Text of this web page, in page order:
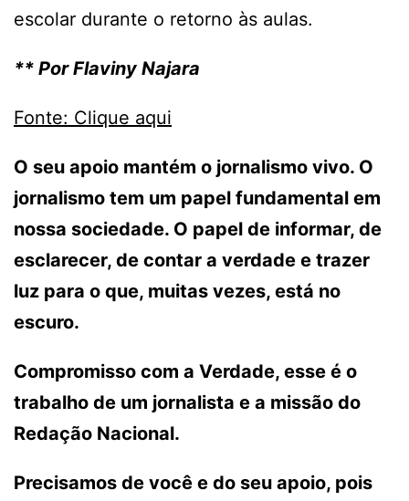
escolar durante o retorno às aulas.
** Por Flaviny Najara
Fonte: Clique aqui
O seu apoio mantém o jornalismo vivo. O
jornalismo tem um papel fundamental em
nossa sociedade. O papel de informar, de
esclarecer, de contar a verdade e trazer
luz para o que, muitas vezes, está no
escuro.
Compromisso com a Verdade, esse é o
trabalho de um jornalista e a missão do
Redação Nacional.
Precisamos de você e do seu apoio, pois